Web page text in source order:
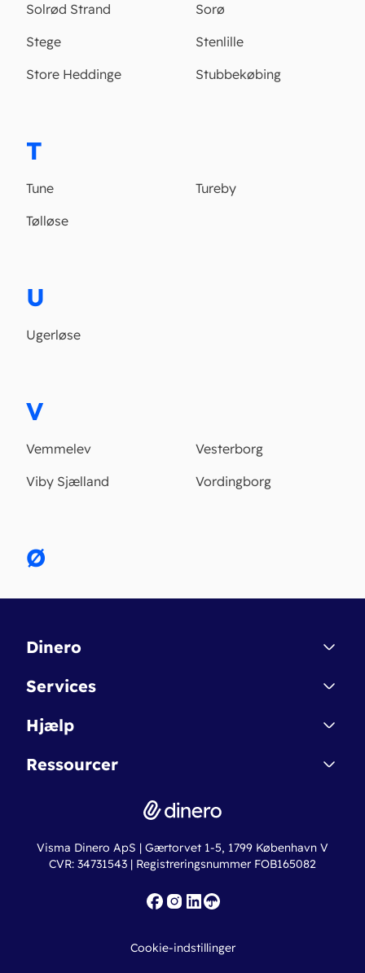
Solrød Strand
Sorø
Stege
Stenlille
Store Heddinge
Stubbekøbing
T
Tune
Tureby
Tølløse
U
Ugerløse
V
Vemmelev
Vesterborg
Viby Sjælland
Vordingborg
Ø
Dinero
Kontakt
Betingelser & Sikkerhed
Nye funktioner
Services
Dinero Starter
Dinero Pro
Erhvervslån
Fakturaskabeloner
Hjælp
Regnskabsordbogen
Online regnskabskurser
Ressourcer
Ny virksomhed
Iværksætterlegat
Visma Dinero ApS | Gærtorvet 1-5, 1799 København V
CVR: 34731543 | Registreringsnummer FOB165082
Cookie-indstillinger